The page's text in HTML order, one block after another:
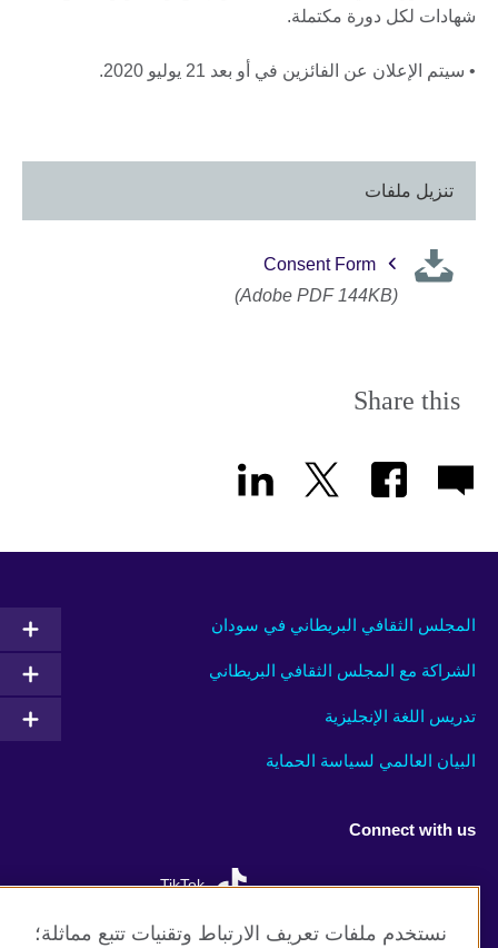
شهادات لكل دورة مكتملة.
• سيتم الإعلان عن الفائزين في أو بعد 21 يوليو 2020.
تنزيل ملفات
Consent Form
(Adobe PDF 144KB)
Share this
المجلس الثقافي البريطاني في سودان
الشراكة مع المجلس الثقافي البريطاني
تدريس اللغة الإنجليزية
البيان العالمي لسياسة الحماية
Connect with us
TikTok
نستخدم ملفات تعريف الارتباط وتقنيات تتبع مماثلة؛